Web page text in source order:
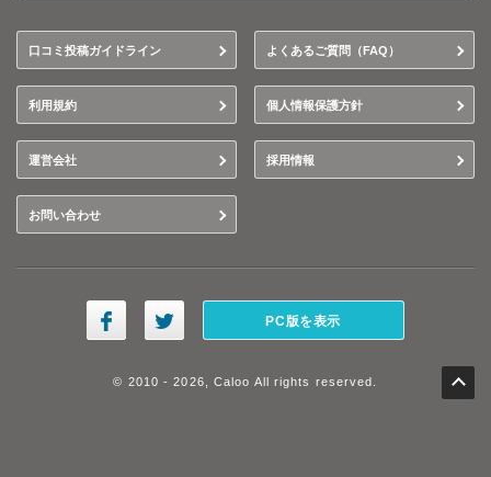
口コミ投稿ガイドライン よくあるご質問（FAQ）
利用規約 個人情報保護方針
運営会社 採用情報
お問い合わせ
PC版を表示
© 2010 - 2026, Caloo All rights reserved.